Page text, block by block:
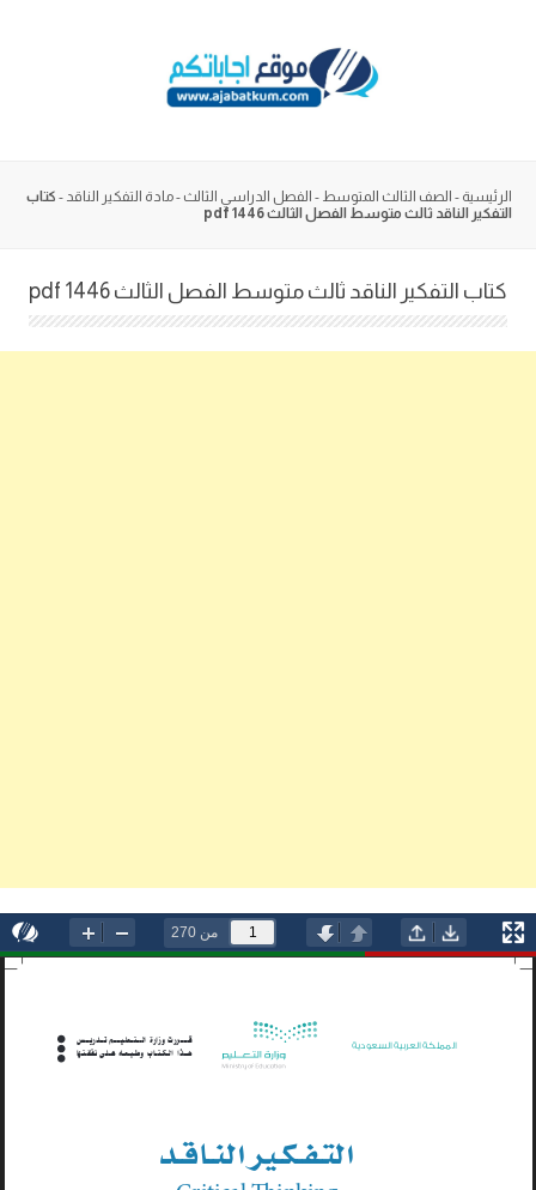
الرئيسية - الصف الثالث المتوسط - الفصل الدراسي الثالث -مادة التفكير الناقد - كتاب
التفكير الناقد ثالث متوسط الفصل الثالث 1446 pdf
كتاب التفكير الناقد ثالث متوسط الفصل الثالث 1446 pdf